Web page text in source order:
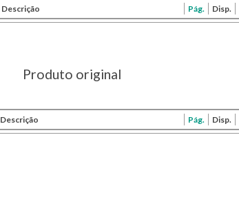
Descrição Pág. Disp.
Produto original
Descrição Pág. Disp.